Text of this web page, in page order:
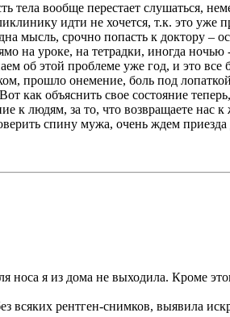
тела вообще перестает слушаться,
идти не хочется, т.к. это
мысль, срочно попасть к доктору
на уроке, на тетрадки, иногда
об этой проблеме уже год, и это все
прошло онемение, боль под
объяснить свое состояние
к людям, за то, что возвращаете нас
спину мужа, очень ждем
носа я из дома не выходила. Кроме
всяких рентген-снимков, выявила